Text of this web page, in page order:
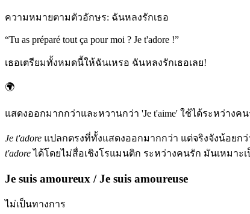
ความหมายตามตัวอักษร: ฉันหลงรักเธอ
“Tu as préparé tout ça pour moi ? Je t'adore !”
เธอเตรียมทั้งหมดนี้ให้ฉันเหรอ ฉันหลงรักเธอเลย!
🌍
แสดงออกมากกว่าและหวานกว่า 'Je t'aime' ใช้ได้ระหว่าง
Je t'adore แปลกตรงที่ทั้งแสดงออกมากกว่า แต่จริงจังน้อยกว่
t'adoreได้โดยไม่สื่อเชิงโรแมนติก ระหว่างคนรัก มันเหมาะ
Je suis amoureux / Je suis amoureuse
ไม่เป็นทางการ